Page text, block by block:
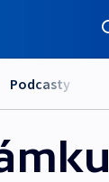
Podcasty